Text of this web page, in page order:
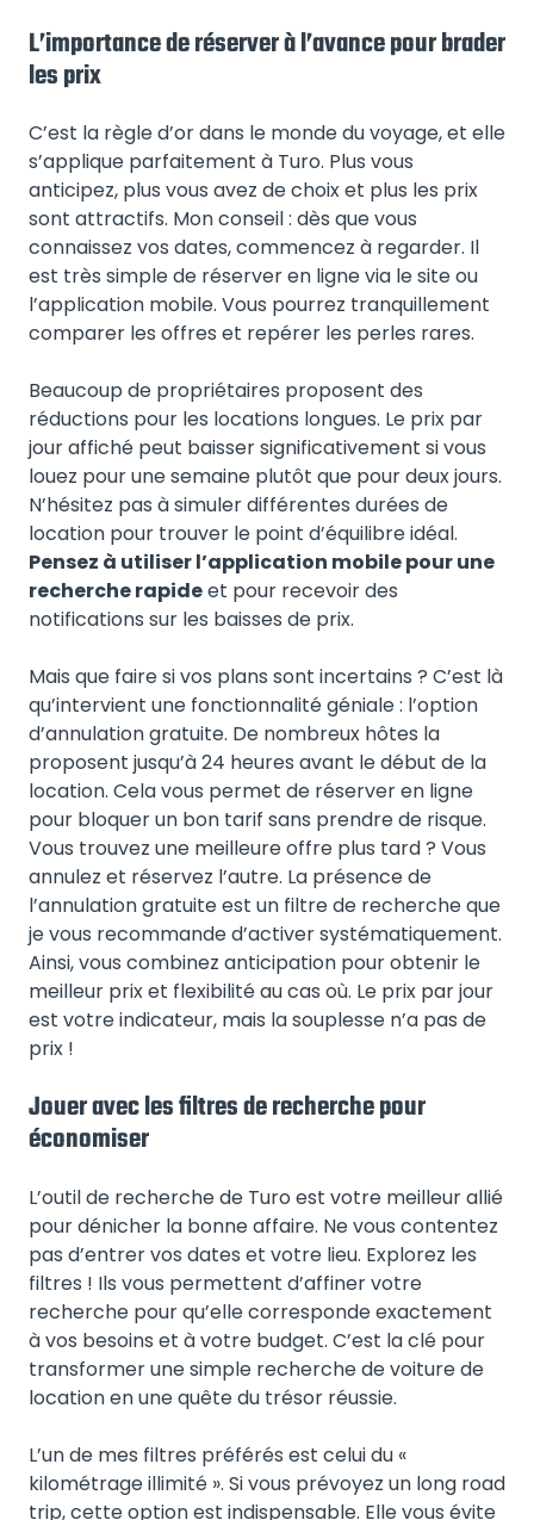
L’importance de réserver à l’avance pour brader
les prix
C’est la règle d’or dans le monde du voyage, et elle
s’applique parfaitement à Turo. Plus vous
anticipez, plus vous avez de choix et plus les prix
sont attractifs. Mon conseil : dès que vous
connaissez vos dates, commencez à regarder. Il
est très simple de réserver en ligne via le site ou
l’application mobile. Vous pourrez tranquillement
comparer les offres et repérer les perles rares.
Beaucoup de propriétaires proposent des
réductions pour les locations longues. Le prix par
jour affiché peut baisser significativement si vous
louez pour une semaine plutôt que pour deux jours.
N’hésitez pas à simuler différentes durées de
location pour trouver le point d’équilibre idéal.
Pensez à utiliser l’application mobile pour une
recherche rapideet pour recevoir des
notifications sur les baisses de prix.
Mais que faire si vos plans sont incertains ? C’est là
qu’intervient une fonctionnalité géniale : l’option
d’annulation gratuite. De nombreux hôtes la
proposent jusqu’à 24 heures avant le début de la
location. Cela vous permet de réserver en ligne
pour bloquer un bon tarif sans prendre de risque.
Vous trouvez une meilleure offre plus tard ? Vous
annulez et réservez l’autre. La présence de
l’annulation gratuite est un filtre de recherche que
je vous recommande d’activer systématiquement.
Ainsi, vous combinez anticipation pour obtenir le
meilleur prix et flexibilité au cas où. Le prix par jour
est votre indicateur, mais la souplesse n’a pas de
prix !
Jouer avec les filtres de recherche pour
économiser
L’outil de recherche de Turo est votre meilleur allié
pour dénicher la bonne affaire. Ne vous contentez
pas d’entrer vos dates et votre lieu. Explorez les
filtres ! Ils vous permettent d’affiner votre
recherche pour qu’elle corresponde exactement
à vos besoins et à votre budget. C’est la clé pour
transformer une simple recherche de voiture de
location en une quête du trésor réussie.
L’un de mes filtres préférés est celui du «
kilométrage illimité ». Si vous prévoyez un long road
trip, cette option est indispensable. Elle vous évite